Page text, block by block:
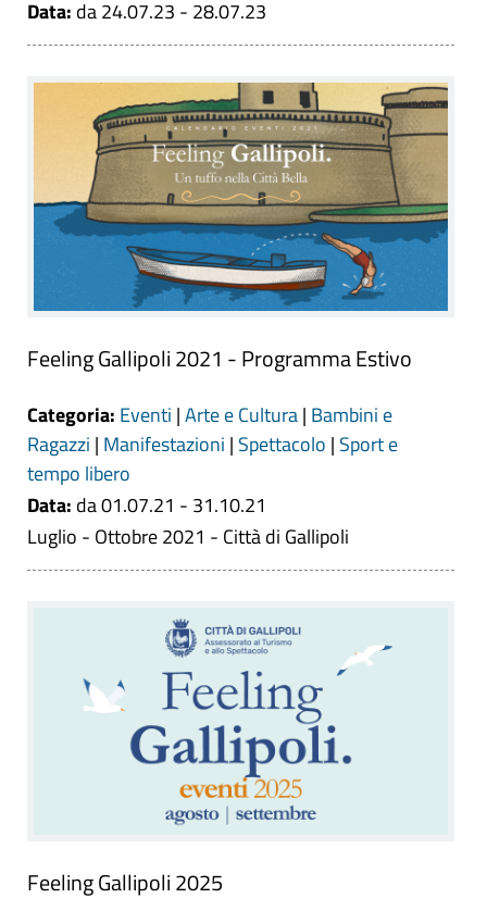
Data: da 24.07.23 - 28.07.23
Feeling Gallipoli 2021 - Programma Estivo
Categoria: Eventi |Arte e Cultura| Bambini e
Ragazzi | Manifestazioni | Spettacolo | Sport e
tempo libero
Data: da 01.07.21 - 31.10.21
Luglio - Ottobre 2021 - Città di Gallipoli
Feeling Gallipoli 2025